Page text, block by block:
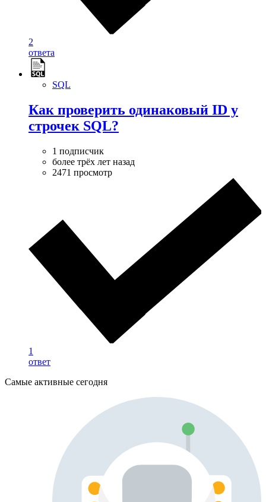
2
ответа
SQL
Как проверить одинаковый ID у
строчек SQL?
1 подписчик
более трёх лет назад
2471 просмотр
1
ответ
Самые активные сегодня